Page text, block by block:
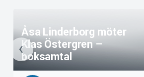
Åsa Linderborg möter
Klas Östergren –
boksamtal